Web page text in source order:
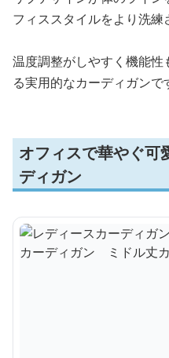
フィススタイルをより洗練
温度調整がしやすく機能
る実用的なカーディガンで
オフィスで華やぐ可
ディガン